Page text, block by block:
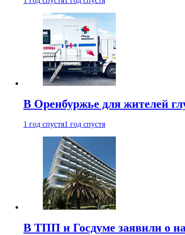
В Оренбуржье для жителей
1 год спустя1 год спустя
В ТПП и Госдуме заявили о